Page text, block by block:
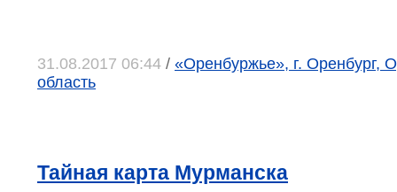
31.08.2017 06:44 / «Оренбуржье», г. Оренбург,
область
Тайная карта Мурманска